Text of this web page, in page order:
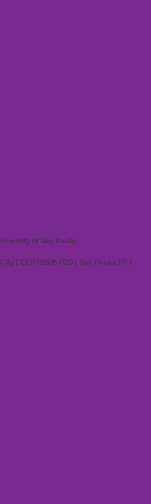
of São Paulo
| CEP 05508-020 | São Paulo, SP |